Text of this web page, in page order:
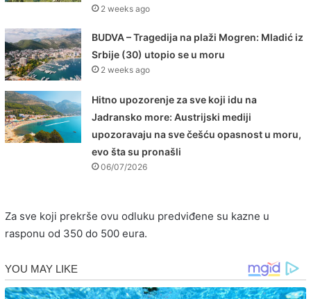
2 weeks ago
BUDVA – Tragedija na plaži Mogren: Mladić iz
Srbije (30) utopio se u moru
2 weeks ago
Hitno upozorenje za sve koji idu na
Jadransko more: Austrijski mediji
upozoravaju na sve češću opasnost u moru,
evo šta su pronašli
06/07/2026
Za sve koji prekrše ovu odluku predviđene su kazne u
rasponu od 350 do 500 eura.